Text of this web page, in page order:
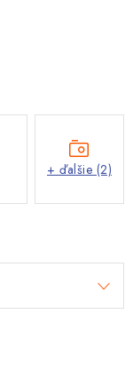
+ ďalšie (2)